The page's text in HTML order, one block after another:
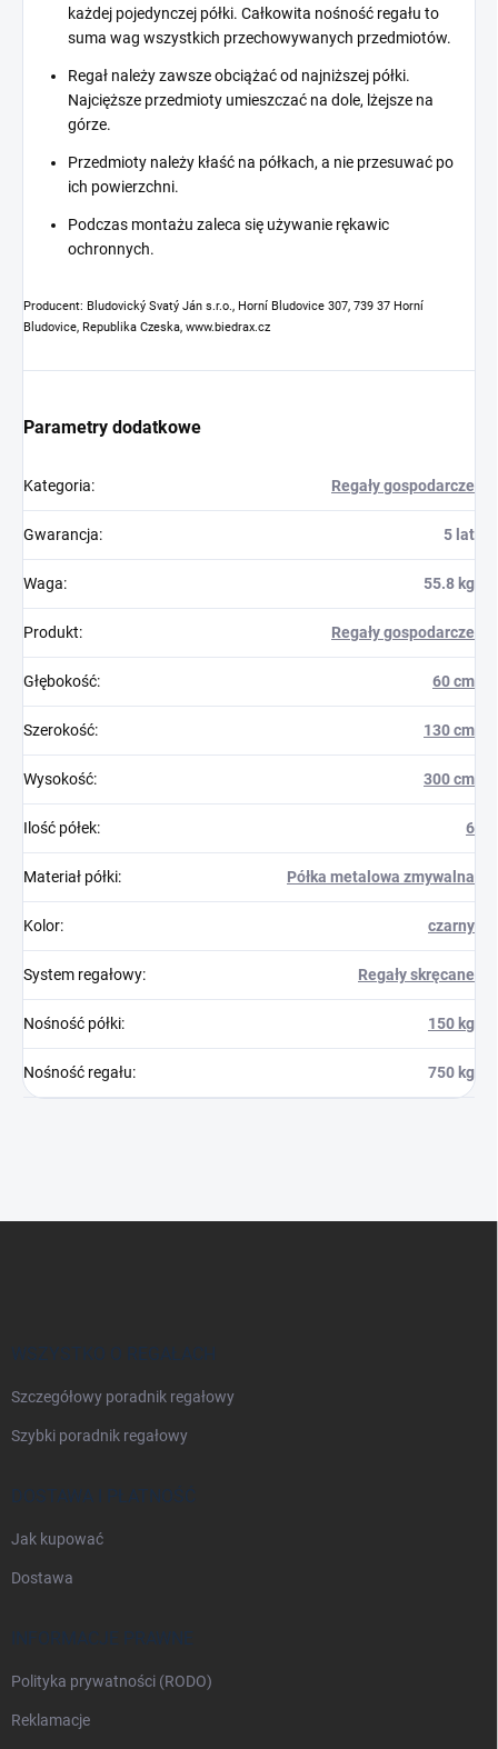
każdej pojedynczej półki. Całkowita nośność regału to
suma wag wszystkich przechowywanych przedmiotów.
Regał należy zawsze obciążać od najniższej półki.
Najcięższe przedmioty umieszczać na dole, lżejsze na
górze.
Przedmioty należy kłaść na półkach, a nie przesuwać po
ich powierzchni.
Podczas montażu zaleca się używanie rękawic
ochronnych.
Producent: Bludovický Svatý Ján s.r.o., Horní Bludovice 307, 739 37 Horní
Bludovice, Republika Czeska, www.biedrax.cz
Parametry dodatkowe
Kategoria: Regały gospodarcze
Gwarancja: 5 lat
Waga: 55.8 kg
Produkt: Regały gospodarcze
Głębokość: 60 cm
Szerokość: 130 cm
Wysokość: 300 cm
Ilość półek: 6
Materiał półki: Półka metalowa zmywalna
Kolor: czarny
System regałowy: Regały skręcane
Nośność półki: 150 kg
Nośność regału: 750 kg
WSZYSTKO O REGAŁACH
Szczegółowy poradnik regałowy
Szybki poradnik regałowy
DOSTAWA I PŁATNOŚĆ
Jak kupować
Dostawa
INFORMACJE PRAWNE
Polityka prywatności (RODO)
Reklamacje